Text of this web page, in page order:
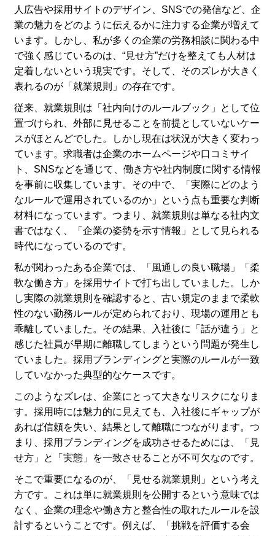
人広告や採用サイトのデザイン、SNSでの発信など、企
業の魅力をどのように伝えるかに注力する企業が増えて
います。しかし、私が多くの企業の労務相談に関わる中
で強く感じているのは、“見せ方”だけを整えても人材は
定着しないという現実です。そして、そのズレが大きく
表れるのが「就業規則」の存在です。
従来、就業規則は「社内向けのルールブック」として位
置づけられ、外部に見せることを前提としていないケー
スがほとんどでした。しかし現在は状況が大きく変わっ
ています。求職者は企業のホームページや口コミサイ
ト、SNSなどを通じて、働き方や社内制度に関する情報
を事前に収集しています。その中で、「実際にどのよう
なルールで運用されているのか」という点も重要な判断
材料になっています。つまり、就業規則は単なる社内文
書ではなく、「企業の姿勢を示す情報」として見られる
時代になっているのです。
私が関わったある企業では、「風通しの良い職場」「柔
軟な働き方」を採用サイトで打ち出していました。しか
し実際の就業規則を確認すると、古い規定のままで柔軟
性のない勤務ルールが定められており、現場の運用とも
乖離していました。その結果、入社後に「話が違う」と
感じた社員が早期に離職してしまうという問題が発生し
ていました。採用ブランディングと実際のルールが一致
していなかった典型的なケースです。
このようなズレは、企業にとって大きなリスクになりま
す。採用時には魅力的に見えても、入社後にギャップが
あれば信頼を失い、結果として離職につながります。つ
まり、採用ブランディングを成功させるためには、「見
せ方」と「実態」を一致させることが不可欠なのです。
そこで重要になるのが、「見せる就業規則」という考え
方です。これは単に就業規則を公開するという意味では
なく、企業の理念や働き方と整合性の取れたルールを設
計するということです。例えば、「挑戦を評価する会